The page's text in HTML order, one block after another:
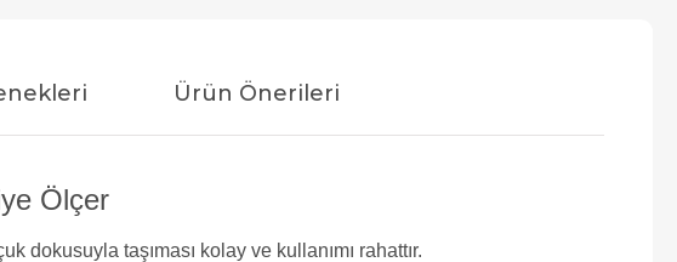
Ürün Önerileri
Ölçer
dokusuyla taşıması kolay ve kullanımı rahattır.